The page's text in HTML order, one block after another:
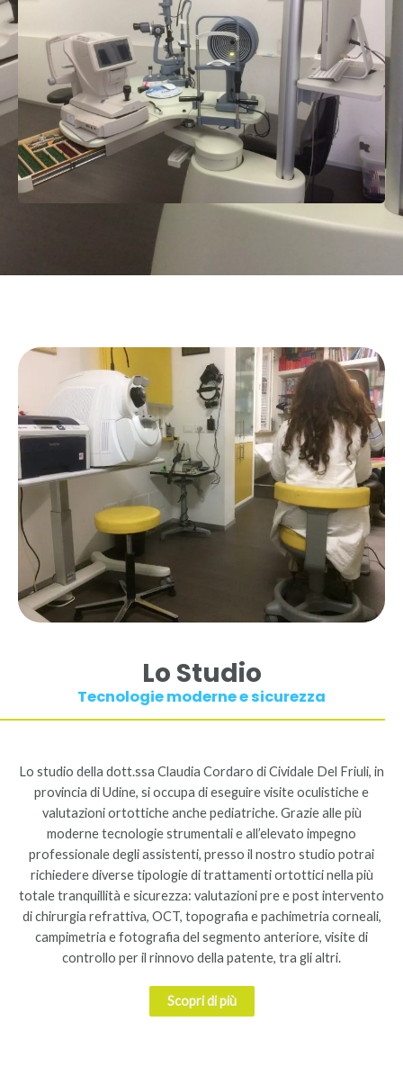
Lo Studio
Tecnologie moderne e sicurezza
Lo studio della dott.ssa Claudia Cordaro di Cividale Del Friuli, in
provincia di Udine, si occupa di eseguire visite oculistiche e
valutazioni ortottiche anche pediatriche. Grazie alle più
moderne tecnologie strumentali e all’elevato impegno
professionale degli assistenti, presso il nostro studio potrai
richiedere diverse tipologie di trattamenti ortottici nella più
totale tranquillità e sicurezza: valutazioni pre e post intervento
di chirurgia refrattiva, OCT, topografia e pachimetria corneali,
campimetria e fotografia del segmento anteriore, visite di
controllo per il rinnovo della patente, tra gli altri.
Scopri di più